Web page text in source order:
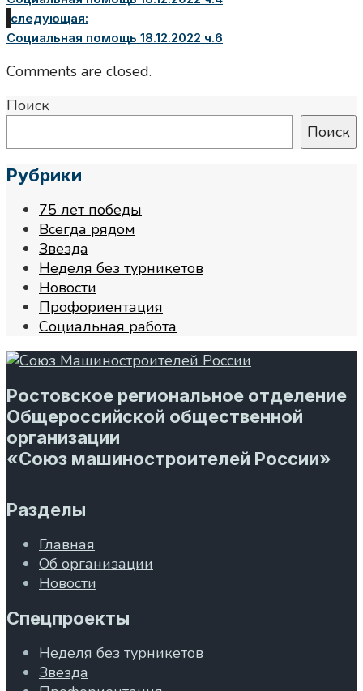
следующая:
Социальная помощь 18.12.2022 ч.6
Comments are closed.
Поиск
Поиск
Рубрики
75 лет победы
Всегда рядом
Звезда
Неделя без турникетов
Новости
Профориентация
Социальная работа
Ростовское региональное отделение
Общероссийской общественной
организации
«Союз машиностроителей России»
Разделы
Главная
Об организации
Новости
Спецпроекты
Неделя без турникетов
Звезда